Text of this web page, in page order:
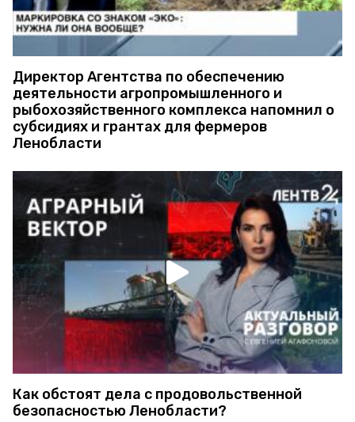
Директор Агентства по обеспечению
деятельности агропромышленного и
рыбохозяйственного комплекса напомнил о
субсидиях и грантах для фермеров
Ленобласти
Как обстоят дела с продовольственной
безопасностью Ленобласти?